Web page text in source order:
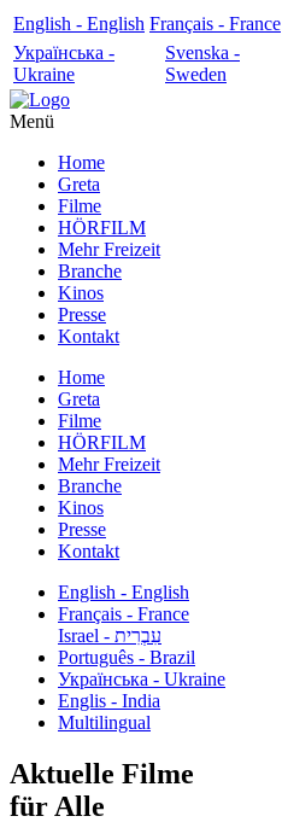
English - English Français - France
Українська -
Ukraine
Svenska -
Sweden
Menü
Home
Greta
Filme
HÖRFILM
Mehr Freizeit
Branche
Kinos
Presse
Kontakt
Home
Greta
Filme
HÖRFILM
Mehr Freizeit
Branche
Kinos
Presse
Kontakt
English - English
Français - France
עִבְרִית - Israel
Português - Brazil
Українська - Ukraine
Englis - India
Multilingual
Aktuelle Filme
für Alle